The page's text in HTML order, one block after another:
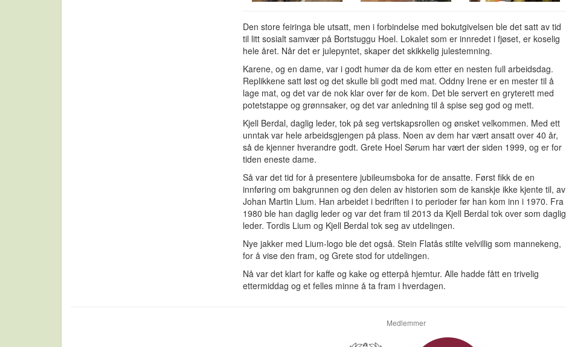
Den store feiringa ble utsatt, men i forbindelse med bokutgivelsen ble det satt av tid
til litt sosialt samvær på Bortstuggu Hoel. Lokalet som er innredet i fjøset, er koselig
hele året. Når det er julepyntet, skaper det skikkelig julestemning.
Karene, og en dame, var i godt humør da de kom etter en nesten full arbeidsdag.
Replikkene satt løst og det skulle bli godt med mat. Oddny Irene er en mester til å
lage mat, og det var de nok klar over før de kom. Det ble servert en gryterett med
potetstappe og grønnsaker, og det var anledning til å spise seg god og mett.
Kjell Berdal, daglig leder, tok på seg vertskapsrollen og ønsket velkommen. Med ett
unntak var hele arbeidsgjengen på plass. Noen av dem har vært ansatt over 40 år,
så de kjenner hverandre godt. Grete Hoel Sørum har vært der siden 1999, og er for
tiden eneste dame.
Så var det tid for å presentere jubileumsboka for de ansatte. Først fikk de en
innføring om bakgrunnen og den delen av historien som de kanskje ikke kjente til, av
Johan Martin Lium. Han arbeidet i bedriften i to perioder før han kom inn i 1970. Fra
1980 ble han daglig leder og var det fram til 2013 da Kjell Berdal tok over som daglig
leder. Tordis Lium og Kjell Berdal tok seg av utdelingen.
Nye jakker med Lium-logo ble det også. Stein Flatås stilte velvillig som mannekeng,
for å vise den fram, og Grete stod for utdelingen.
Nå var det klart for kaffe og kake og etterpå hjemtur. Alle hadde fått en trivelig
ettermiddag og et felles minne å ta fram i hverdagen.
Medlemmer